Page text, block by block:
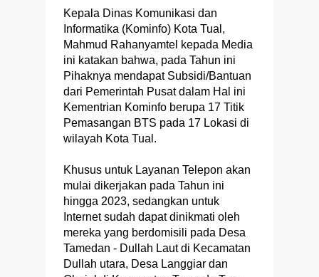
Kepala Dinas Komunikasi dan
Informatika (Kominfo) Kota Tual,
Mahmud Rahanyamtel kepada Media
ini katakan bahwa, pada Tahun ini
Pihaknya mendapat Subsidi/Bantuan
dari Pemerintah Pusat dalam Hal ini
Kementrian Kominfo berupa 17 Titik
Pemasangan BTS pada 17 Lokasi di
wilayah Kota Tual.
Khusus untuk Layanan Telepon akan
mulai dikerjakan pada Tahun ini
hingga 2023, sedangkan untuk
Internet sudah dapat dinikmati oleh
mereka yang berdomisili pada Desa
Tamedan - Dullah Laut di Kecamatan
Dullah utara, Desa Langgiar dan